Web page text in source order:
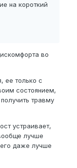
на короткий
во
ее только с
состоянием,
травму
устраивает,
лучше
даже лучше